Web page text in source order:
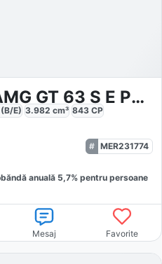
Mercedes-Benz AMG GT 63 S E PERF
E) 3.982 cm³ 843 CP
MER231774
anuală 5,7% pentru persoane
Mesaj Favorite